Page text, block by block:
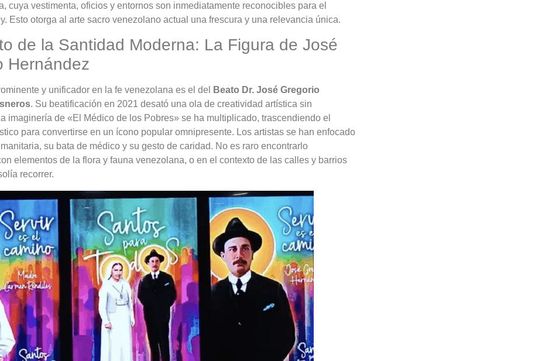
cuya vestimenta, oficios y entornos son inmediatamente reconocibles para el
Esto otorga al arte sacro venezolano actual una frescura y una relevancia única.
de la Santidad Moderna: La Figura de José
Hernández
y unificador en la fe venezolana es el del
Beato Dr. José Gregorio
. Su beatificación en 2021 desató una ola de creatividad artística sin
imaginería de «El Médico de los Pobres» se ha multiplicado, trascendiendo el
para convertirse en un ícono popular omnipresente. Los artistas se han enfocado
su bata de médico y su gesto de caridad. No es raro encontrarlo
elementos de la flora y fauna venezolana, o en el contexto de las calles y barrios
recorrer.